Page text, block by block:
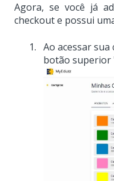
Agora, se você já
checkout e possui
Ao acessar sua
botão superior